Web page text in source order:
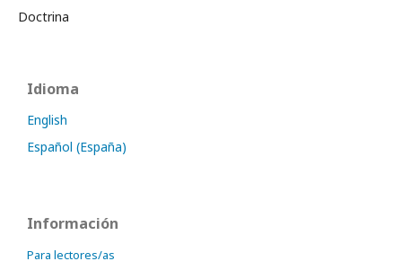
Doctrina
Idioma
English
Español (España)
Información
Para lectores/as